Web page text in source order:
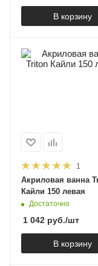
В корзину
1
Акриловая ванна
Кайли 150 левая
Достаточно
1 042 руб./шт
В корзину